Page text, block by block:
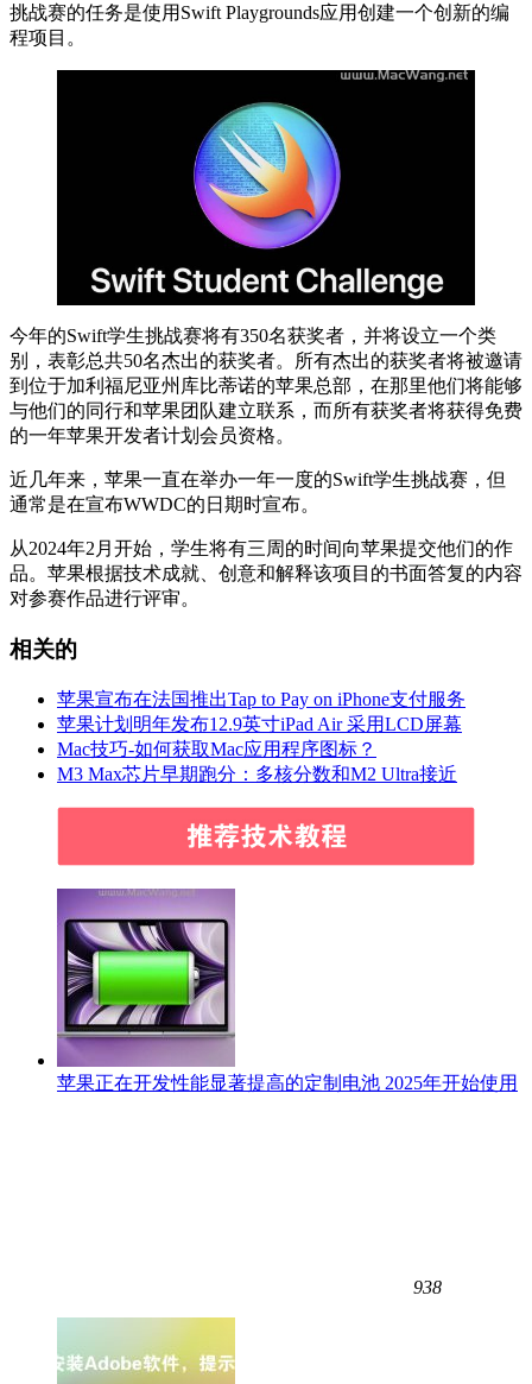
挑战赛的任务是使用Swift Playgrounds应用创建一个创新的编
程项目。
今年的Swift学生挑战赛将有350名获奖者，并将设立一个类
别，表彰总共50名杰出的获奖者。所有杰出的获奖者将被邀请
到位于加利福尼亚州库比蒂诺的苹果总部，在那里他们将能够
与他们的同行和苹果团队建立联系，而所有获奖者将获得免费
的一年苹果开发者计划会员资格。
近几年来，苹果一直在举办一年一度的Swift学生挑战赛，但
通常是在宣布WWDC的日期时宣布。
从2024年2月开始，学生将有三周的时间向苹果提交他们的作
品。苹果根据技术成就、创意和解释该项目的书面答复的内容
对参赛作品进行评审。
相关的
苹果宣布在法国推出Tap to Pay on iPhone支付服务
苹果计划明年发布12.9英寸iPad Air 采用LCD屏幕
Mac技巧-如何获取Mac应用程序图标？
M3 Max芯片早期跑分：多核分数和M2 Ultra接近
苹果正在开发性能显著提高的定制电池 2025年开始使用
938